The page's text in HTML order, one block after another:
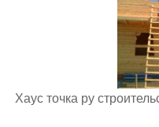
Хаус точка ру